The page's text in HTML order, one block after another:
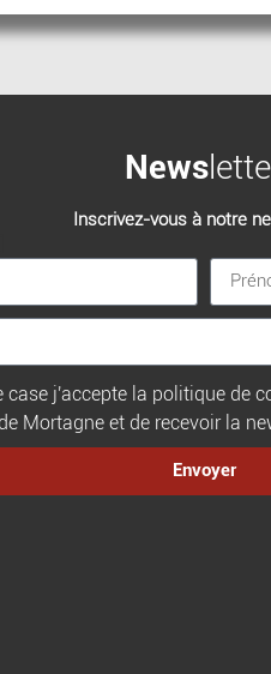
News
Inscrivez-vous à notre
case j'accepte la politique de
Mortagne et de recevoir la
Envoyer